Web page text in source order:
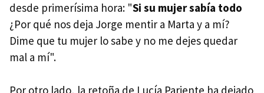
desde primerísima hora: "Si su mujer sabía todo
¿Por qué nos deja Jorge mentir a Marta y a mí?
Dime que tu mujer lo sabe y no me dejes quedar
mal a mí".